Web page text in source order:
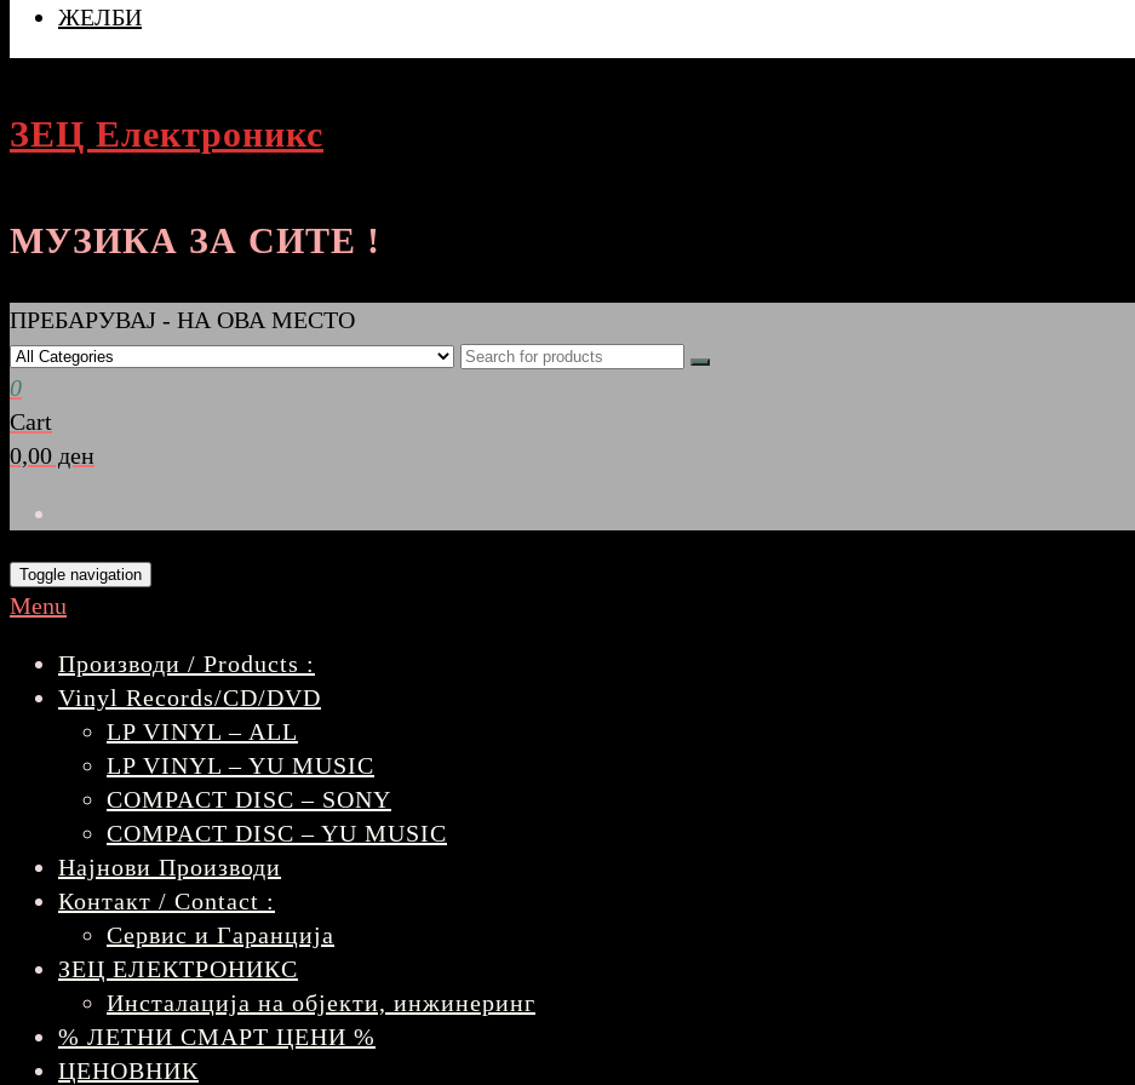
ЖЕЛБИ
ЗЕЦ Електроникс
МУЗИКА ЗА СИТЕ !
ПРЕБАРУВАЈ - НА ОВА МЕСТО
0
Cart
0,00 ден
Toggle navigation
Menu
Производи / Products :
Vinyl Records/CD/DVD
LP VINYL – ALL
LP VINYL – YU MUSIC
COMPACT DISC – SONY
COMPACT DISC – YU MUSIC
Најнови Производи
Контакт / Contact :
Сервис и Гаранција
ЗЕЦ ЕЛЕКТРОНИКС
Инсталација на објекти, инжинеринг
% ЛЕТНИ СМАРТ ЦЕНИ %
ЦЕНОВНИК